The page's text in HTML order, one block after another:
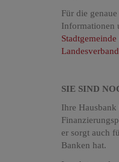
Für die
Informationen
SIE SIND
Ihre
er sorgt auch
Banken hat.